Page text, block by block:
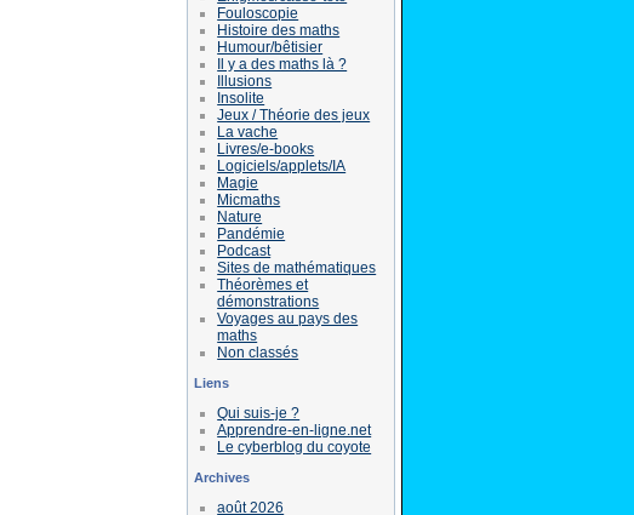
Fouloscopie
Histoire des maths
Humour/bêtisier
Il y a des maths là ?
Illusions
Insolite
Jeux / Théorie des jeux
La vache
Livres/e-books
Logiciels/applets/IA
Magie
Micmaths
Nature
Pandémie
Podcast
Sites de mathématiques
Théorèmes et
démonstrations
Voyages au pays des
maths
Non classés
Liens
Qui suis-je ?
Apprendre-en-ligne.net
Le cyberblog du coyote
Archives
août 2026